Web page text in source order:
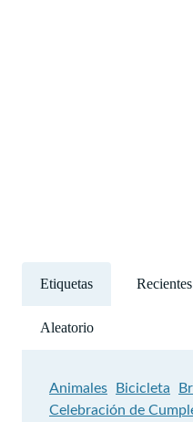
Etiquetas Recientes
Aleatorio
Animales Bicicleta
Celebración de